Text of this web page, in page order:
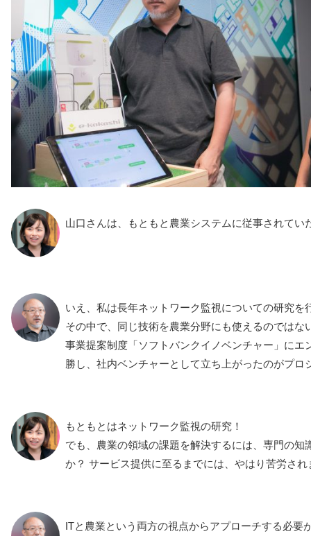
山口さんは、もともと農業システムに従事されてい
いえ、私は長年ネットワーク監視についての研究を
その中で、同じ技術を農業分野にも使えるのではな
事業提案制度「ソフトバンクイノベンチャー」にエ
勝し、社内ベンチャーとして立ち上がったのがプロ
もともとはネットワーク監視の研究！
でも、農業の領域の課題を解決するには、専門の知
か？ サービス提供に至るまでには、やはり苦労され
ITと農業という両方の視点からアプローチする必要